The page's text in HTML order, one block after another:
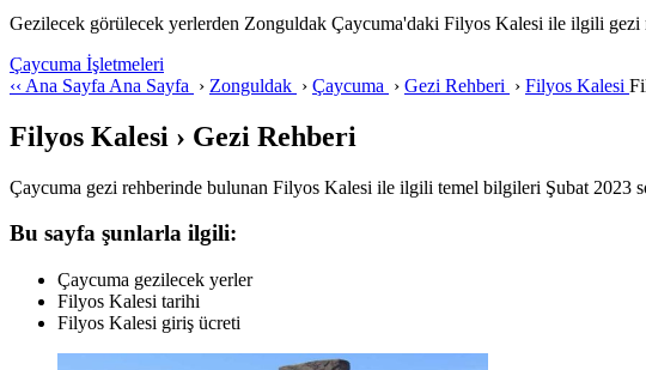
Gezilecek görülecek yerlerden Zonguldak Çaycuma'daki Filyos Kalesi ile ilgili
Çaycuma İşletmeleri
‹‹ Ana Sayfa Ana Sayfa › Zonguldak › Çaycuma › Gezi Rehberi › Filyos Kalesi
Filyos Kalesi › Gezi Rehberi
Çaycuma gezi rehberinde bulunan Filyos Kalesi ile ilgili temel bilgileri Şubat 2023
Bu sayfa şunlarla ilgili:
Çaycuma gezilecek yerler
Filyos Kalesi tarihi
Filyos Kalesi giriş ücreti